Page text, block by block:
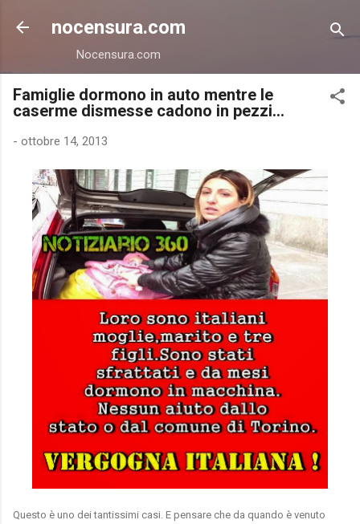
Passa ai contenuti principali
nocensura.com
Nocensura.com
Famiglie dormono in auto mentre le
caserme dismesse cadono in pezzi...
- ottobre 14, 2013
Questo è uno dei tantissimi casi. E pensare che da quando è venuto